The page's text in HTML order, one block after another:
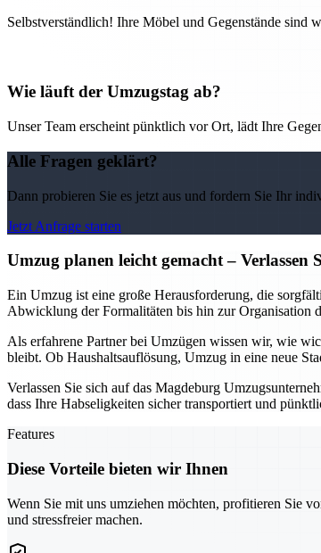
Selbstverständlich! Ihre Möbel und Gegenstände sind
Wie läuft der Umzugstag ab?
Unser Team erscheint pünktlich vor Ort, lädt Ihre
Alle Fragen geklärt?
Dann probieren Sie es jetzt aus und fordern Sie Ihr
Jetzt Anfrage starten
Umzug planen leicht gemacht –
Ein Umzug ist eine große Herausforderung, die
Abwicklung der Formalitäten bis hin zur Organisation
Als erfahrene Partner bei Umzügen wissen wir, wie
bleibt. Ob Haushaltsauflösung, Umzug in eine neue
Verlassen Sie sich auf das Magdeburg
dass Ihre Habseligkeiten sicher transportiert und
Features
Diese Vorteile bieten wir Ihnen
Wenn Sie mit uns umziehen möchten, profitieren Sie
und stressfreier machen.